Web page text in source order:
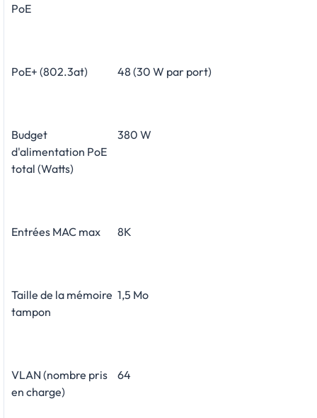
PoE
PoE+ (802.3at) 48 (30 W par port)
Budget
d'alimentation PoE
total (Watts)
380 W
Entrées MAC max 8K
Taille de la mémoire
tampon
1,5 Mo
VLAN (nombre pris
en charge)
64